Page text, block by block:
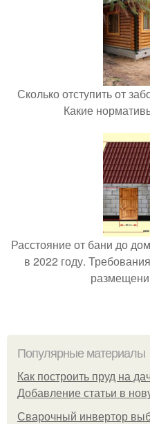
Сколько отступить от
Какие
Расстояние от бани до
в 2022 году.
Популярные материалы
Как построить пруд на
Добавление статьи в
Сварочный инвертор